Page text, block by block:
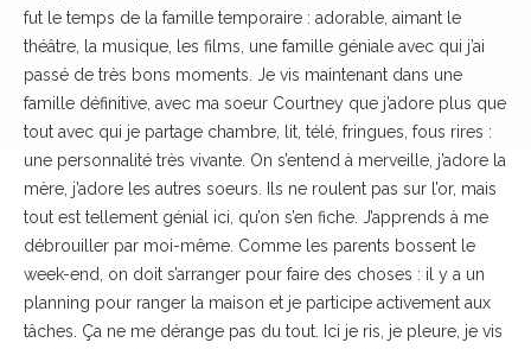
fut le temps de la famille temporaire : adorable, aimant le
théâtre, la musique, les films, une famille géniale avec qui j’ai
passé de très bons moments. Je vis maintenant dans une
famille définitive, avec ma soeur Courtney que j’adore plus que
tout avec qui je partage chambre, lit, télé, fringues, fous rires :
une personnalité très vivante. On s’entend à merveille, j’adore la
mère, j’adore les autres soeurs. Ils ne roulent pas sur l’or, mais
tout est tellement génial ici, qu’on s’en fiche. J’apprends à me
débrouiller par moi-même. Comme les parents bossent le
week-end, on doit s’arranger pour faire des choses : il y a un
planning pour ranger la maison et je participe activement aux
tâches. Ça ne me dérange pas du tout. Ici je ris, je pleure, je vis